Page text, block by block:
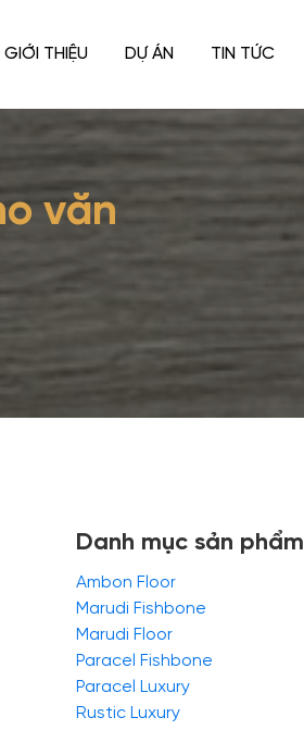
GIỚI THIỆU DỰ ÁN TIN TỨC
văn
Danh mục sản phẩm
Ambon Floor
Marudi Fishbone
Marudi Floor
Paracel Fishbone
Paracel Luxury
Rustic Luxury